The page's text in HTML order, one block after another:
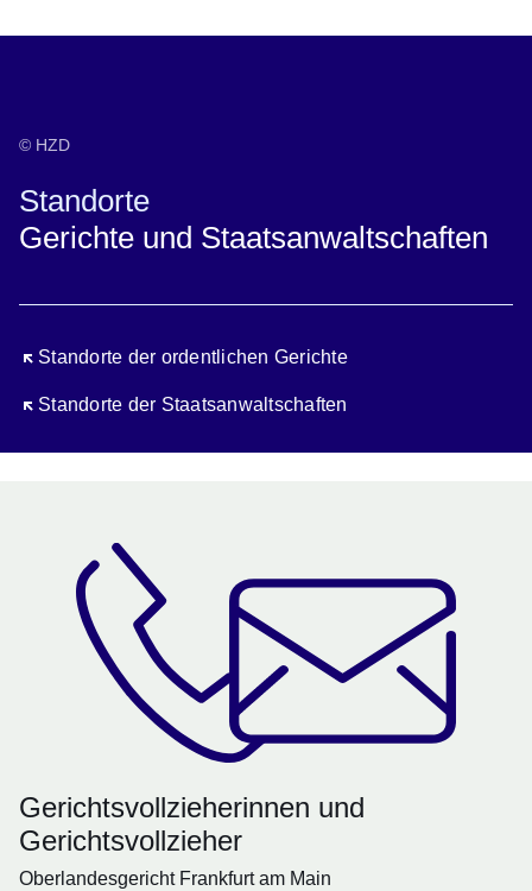
© HZD
Standorte
Gerichte und Staatsanwaltschaften
Standorte der ordentlichen Gerichte
Öffnet sich in einem neuen Fenster
Standorte der Staatsanwaltschaften
Öffnet sich in einem neuen Fenster
Gerichtsvollzieherinnen und
Gerichtsvollzieher
Oberlandesgericht Frankfurt am Main